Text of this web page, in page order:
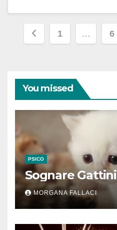
Paginazione
articoli
1 … 6
You missed
PSICO
Sognare Gattini
MORGANA FALLACI